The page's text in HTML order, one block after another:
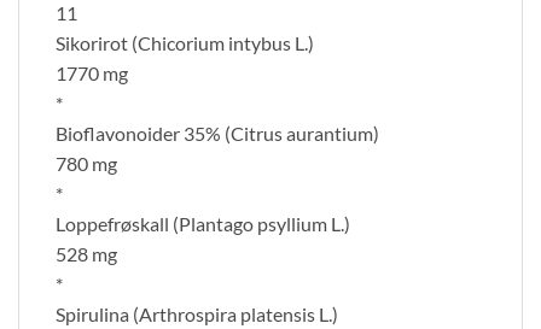
11
Sikorirot (Chicorium intybus L.)
1770 mg
*
Bioflavonoider 35% (Citrus aurantium)
780 mg
*
Loppefrøskall (Plantago psyllium L.)
528 mg
*
Spirulina (Arthrospira platensis L.)